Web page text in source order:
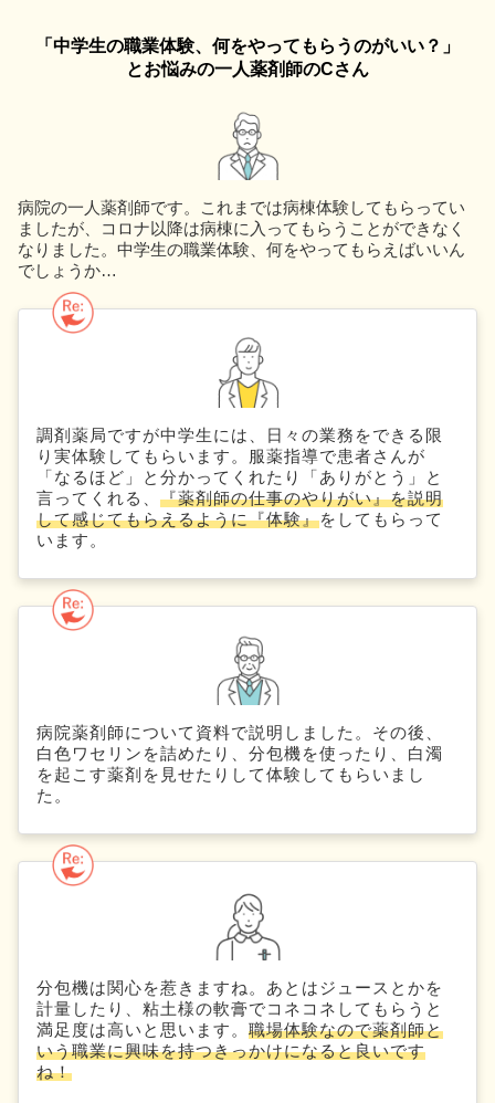
「中学生の職業体験、何をやってもらうのがいい？」
とお悩みの一人薬剤師のCさん
病院の一人薬剤師です。これまでは病棟体験してもらってい
ましたが、コロナ以降は病棟に入ってもらうことができなく
なりました。中学生の職業体験、何をやってもらえばいいん
でしょうか…
調剤薬局ですが中学生には、日々の業務をできる限
り実体験してもらいます。服薬指導で患者さんが
「なるほど」と分かってくれたり「ありがとう」と
言ってくれる、 『薬剤師の仕事のやりがい』を説明
して感じてもらえるように『体験』をしてもらって
います。
病院薬剤師について資料で説明しました。その後、
白色ワセリンを詰めたり、分包機を使ったり、白濁
を起こす薬剤を見せたりして体験してもらいまし
た。
分包機は関心を惹きますね。あとはジュースとかを
計量したり、粘土様の軟膏でコネコネしてもらうと
満足度は高いと思います。 職場体験なので薬剤師と
いう職業に興味を持つきっかけになると良いです
ね！